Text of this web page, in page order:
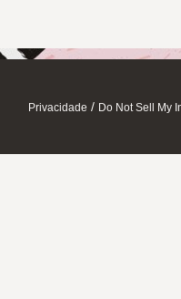
Privacidade / Do Not Sell My